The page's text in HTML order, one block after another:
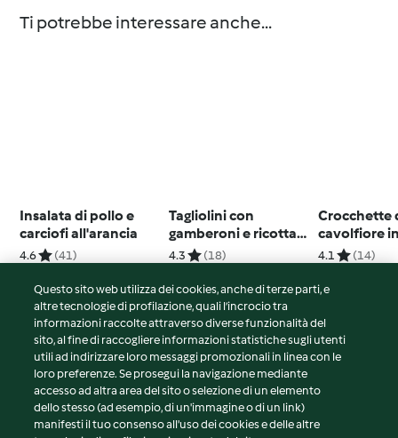
Ti potrebbe interessare anche...
Insalata di pollo e
carciofi all'arancia
4.6 (41)
Tagliolini con
gamberoni e ricotta
all'arancia
4.3 (18)
Crocchette
cavolfiore
4.1 (14)
© Copyright 2026
Termini del servizio
Informativa sulla privacy
Avvertenze generali
Questo sito web utilizza dei cookies, anche di terze parti, e
altre tecnologie di profilazione, quali l’incrocio tra
informazioni raccolte attraverso diverse funzionalità del
sito, al fine di raccogliere informazioni statistiche sugli utenti
utili ad indirizzare loro messaggi promozionali in linea con le
loro preferenze. Se prosegui la navigazione mediante
accesso ad altra area del sito o selezione di un elemento
dello stesso (ad esempio, di un'immagine o di un link)
manifesti il tuo consenso all'uso dei cookies e delle altre